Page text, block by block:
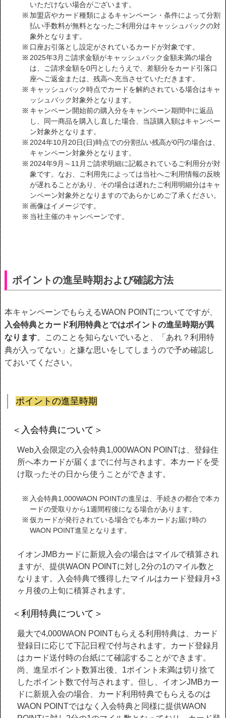
いただけない場合がございます。
加盟店やカード種類によるキャンペーン・条件によって分割
払い手数料が無料となったご利用分はキャッシュバックの対
象外となります。
口座お引落とし設定がされているカードが対象です。
2025年3月ご請求金額がキャッシュバック金額未満の場合
は、ご請求金額を0円としたうえで、差額分をカード引落口
座へご返金または、残高へ充当させていただきます。
キャッシュバック時点でカードを解約されている場合はキャ
ッシュバック対象外となります。
キャンペーン開始前の購入分をキャンペーン期間中に返品
し、同一商品を購入し直した場合、当該購入額はキャンペー
ン対象外となります。
2024年10月20日(日)時点での分割払い残高が0円の場合は、
キャンペーン対象外となります。
2024年9月～11月ご請求明細に記載されているご利用分が対
象です。なお、ご利用先によっては当社へご利用情報の反映
が遅れることがあり、その場合は遅れたご利用明細分はキャ
ンペーン対象外となりますのであらかじめご了承ください。
画像はイメージです。
当社主催のキャンペーンです。
ポイントの進呈時期および確認方法
本キャンペーンでもらえるWAON POINTについてですが、
入会特典とカード利用特典とではポイントの進呈時期が異
なります。このことを知らないでいると、「あれ？利用特
典が入ってない」と嫌な思いをしてしまうので予め確認し
ておいてください。
ポイントの進呈時期
＜入会特典について＞
Web入会限定の入会特典1,000WAON POINTは、登録住
所へ本カードが届くまでに付与されます。本カードを受
け取ったその日から使うことができます。
入会特典1,000WAON POINTの進呈は、手続きの都合で本カ
ードの受取りから1週間程後になる場合があります。
仮カードが発行されている場合でも本カードお届け時の
WAON POINT進呈となります。
イオンJMBカードに新規入会の場合はマイルで積算され
ますが、提供WAON POINTに対し2分の1のマイル数と
なります。入会特典で獲得したマイルはカード登録月+3
ヶ月後の上旬に積算されます。
＜利用特典について＞
最大で4,000WAON POINTもらえる利用特典は、カード
登録日に応じて下記日程で付与されます。カード登録月
はカード送付時の台紙にて確認することができます。
尚、進呈ポイント数算出後、1ポイント未満は切り捨て
したポイント数で付与されます。但し、イオンJMBカー
ドに新規入会の場合、カード利用特典でもらえるのは
WAON POINTではなく入会特典と同様に提供WAON